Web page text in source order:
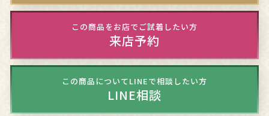
この商品をお店でご試着したい方
来店予約
この商品についてLINEで相談したい方
LINE相談